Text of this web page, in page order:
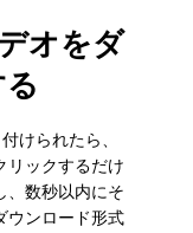
オをダ
けられたら、
リックするだけ
、数秒以内にそ
ウンロード形式